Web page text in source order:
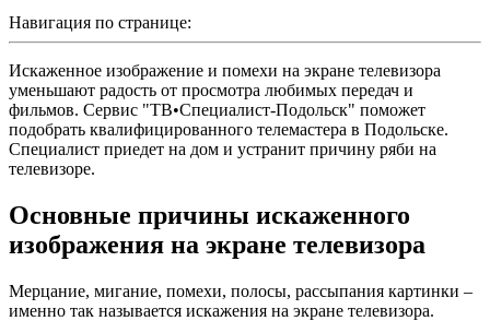
Навигация по странице:
Искаженное изображение и помехи на экране телевизора
уменьшают радость от просмотра любимых передач и
фильмов. Сервис "ТВ•Специалист-Подольск" поможет
подобрать квалифицированного телемастера в Подольске.
Специалист приедет на дом и устранит причину ряби на
телевизоре.
Основные причины искаженного
изображения на экране телевизора
Мерцание, мигание, помехи, полосы, рассыпания картинки –
именно так называется искажения на экране телевизора.